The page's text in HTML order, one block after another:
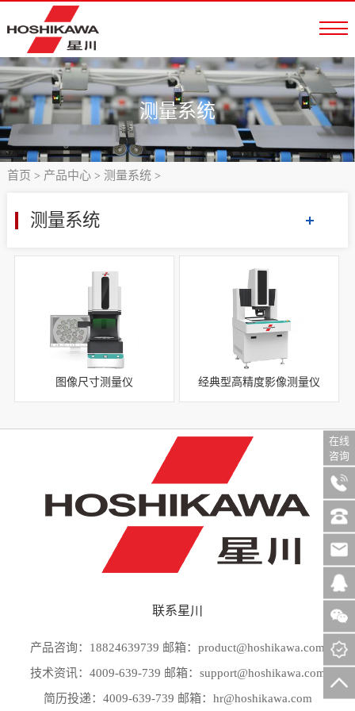
测量系统
首页 > 产品中心> 测量系统 >
测量系统
图像尺寸测量仪 经典型高精度影像测量仪
联系星川
产品咨询：18824639739 邮箱：product@hoshikawa.com
技术资讯：4009-639-739 邮箱：support@hoshikawa.com
简历投递：4009-639-739 邮箱：hr@hoshikawa.com
在线
咨询